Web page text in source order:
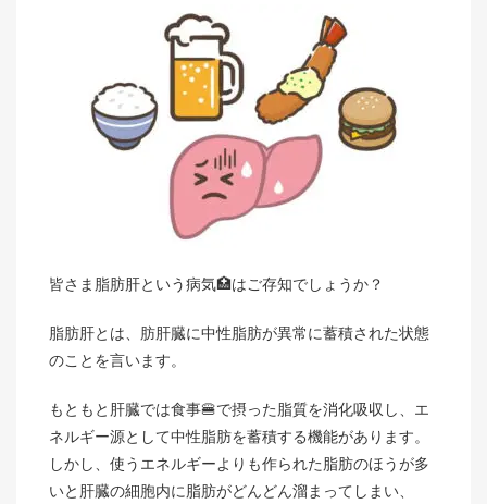
皆さま脂肪肝という病気🏥はご存知でしょうか？
脂肪肝とは、肪肝臓に中性脂肪が異常に蓄積された状態
のことを言います。
もともと肝臓では食事🍔で摂った脂質を消化吸収し、エ
ネルギー源として中性脂肪を蓄積する機能があります。
しかし、使うエネルギーよりも作られた脂肪のほうが多
いと肝臓の細胞内に脂肪がどんどん溜まってしまい、